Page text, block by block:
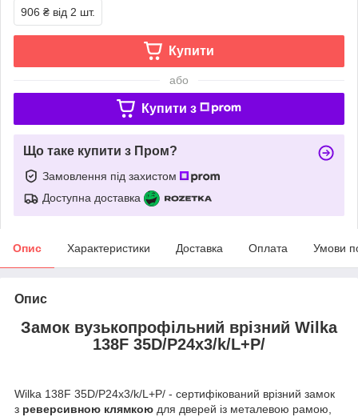
906 ₴ від 2 шт.
Купити
або
Купити з
Що таке купити з Пром?
Замовлення під захистом
Доступна доставка
Опис Характеристики Доставка Оплата Умови
Опис
Замок вузькопрофільний врізний Wilka
138F 35D/P24x3/k/L+P/
Wilka 138F 35D/P24x3/k/L+P/ - сертифікований врізний замок
з реверсивною клямкою для дверей із металевою рамою,